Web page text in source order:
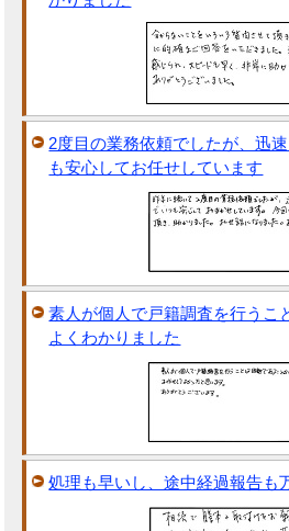
2度目の業務依頼でしたが、迅
も安心してお任せしています
素人が個人で戸籍調査を行うこ
よくわかりました
処理も早いし、途中経過報告も